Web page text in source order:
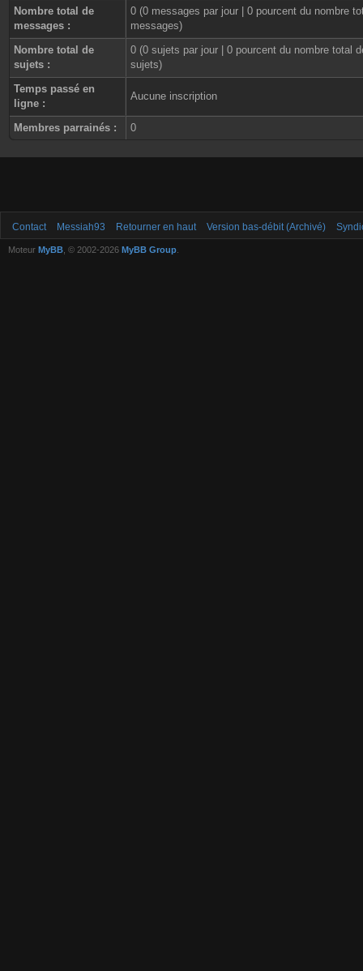
Nombre total de
messages :
0 (0 messages par jour | 0 pourcent du nombre
messages)
Nombre total de
sujets :
0 (0 sujets par jour | 0 pourcent du nombre total
sujets)
Temps passé en
ligne :
Aucune inscription
Membres parrainés : 0
Contact Messiah93 Retourner en haut Version bas-débit (Archivé)
Moteur MyBB , © 2002-2026 MyBB Group